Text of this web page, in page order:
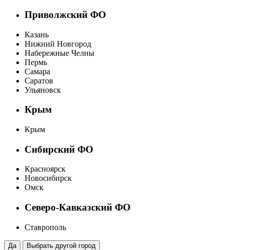
Приволжский ФО
Казань
Нижний Новгород
Набережные Челны
Пермь
Самара
Саратов
Ульяновск
Крым
Крым
Сибирский ФО
Красноярск
Новосибирск
Омск
Северо-Кавказский ФО
Ставрополь